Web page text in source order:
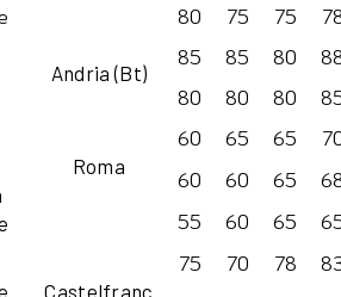
Andria (Bt)
80 75 75
85
85 80
80
80 80
Roma
60 65 65
60
60 65
55
60 65
Castelfranc
75 70 78